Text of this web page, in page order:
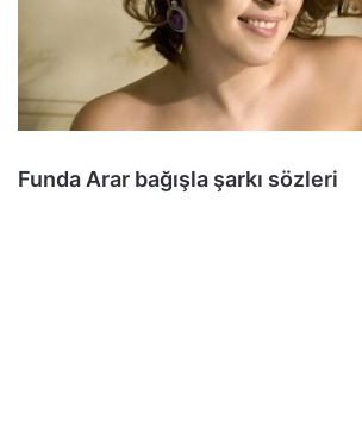
Funda Arar bağışla şarkı sözleri